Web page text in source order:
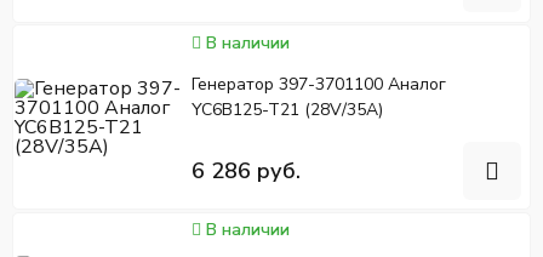
В наличии
Генератор 397-3701100 Аналог
YC6B125-T21 (28V/35A)
6 286 руб.
В наличии